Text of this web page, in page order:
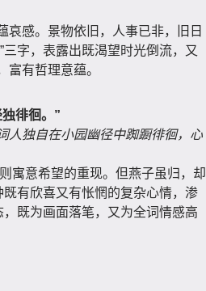
哀感。景物依旧，人事已非，旧日
字，表露出既渴望时光倒流，又
有哲理意蕴。
徘徊。”
人独自在小园幽径中踟蹰徘徊，心
寓意希望的重现。但燕子虽归，却
既有欣喜又有怅惘的复杂心情，渗
既为画面落笔，又为全词情感高